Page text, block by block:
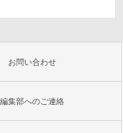
お問い合わせ
編集部へのご連絡